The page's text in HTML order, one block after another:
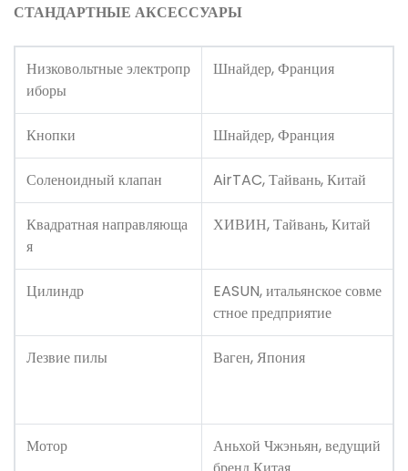
СТАНДАРТНЫЕ АКСЕССУАРЫ
Низковольтные электропр
иборы
Шнайдер, Франция
Кнопки Шнайдер, Франция
Соленоидный клапан AirTAC, Тайвань, Китай
Квадратная направляюща
я
ХИВИН, Тайвань, Китай
Цилиндр
EASUN, итальянское совме
стное предприятие
Лезвие пилы Ваген, Япония
Мотор
Аньхой Чжэньян, ведущий